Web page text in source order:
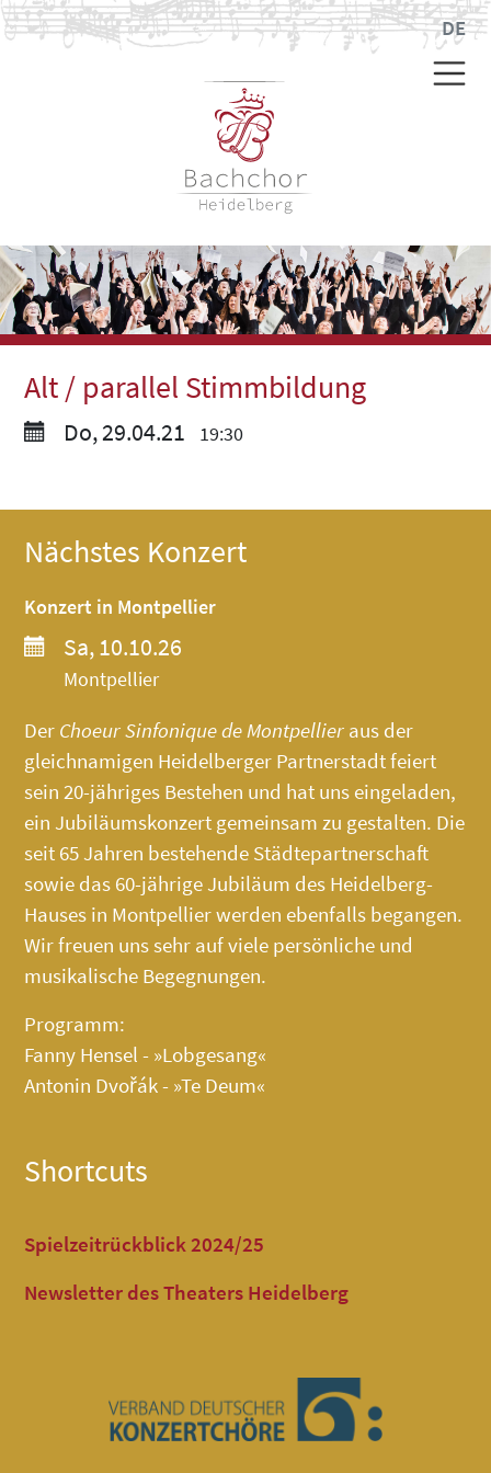
DE
Alt / parallel Stimmbildung
Do, 29.04.21 19:30
Nächstes Konzert
Konzert in Montpellier
Sa, 10.10.26
Montpellier
Der Choeur Sinfonique de Montpellier aus der
gleichnamigen Heidelberger Partnerstadt feiert
sein 20-jähriges Bestehen und hat uns eingeladen,
ein Jubiläumskonzert gemeinsam zu gestalten. Die
seit 65 Jahren bestehende Städtepartnerschaft
sowie das 60-jährige Jubiläum des Heidelberg-
Hauses in Montpellier werden ebenfalls begangen.
Wir freuen uns sehr auf viele persönliche und
musikalische Begegnungen.
Programm:
Fanny Hensel - »Lobgesang«
Antonin Dvořák - »Te Deum«
Shortcuts
Spielzeitrückblick 2024/25
Newsletter des Theaters Heidelberg